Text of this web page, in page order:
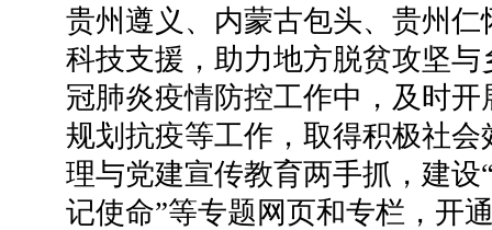
贵州遵义、内蒙古包头、贵州
科技支援，助力地方脱贫攻坚
冠肺炎疫情防控工作中，及时
规划抗疫等工作，取得积极社
理与党建宣传教育两手抓，建设
记使命”等专题网页和专栏，开